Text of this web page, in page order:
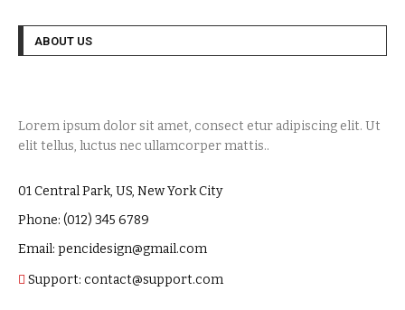
ABOUT US
Lorem ipsum dolor sit amet, consect etur adipiscing elit. Ut
elit tellus, luctus nec ullamcorper mattis..
01 Central Park, US, New York City
Phone: (012) 345 6789
Email: pencidesign@gmail.com
Support: contact@support.com